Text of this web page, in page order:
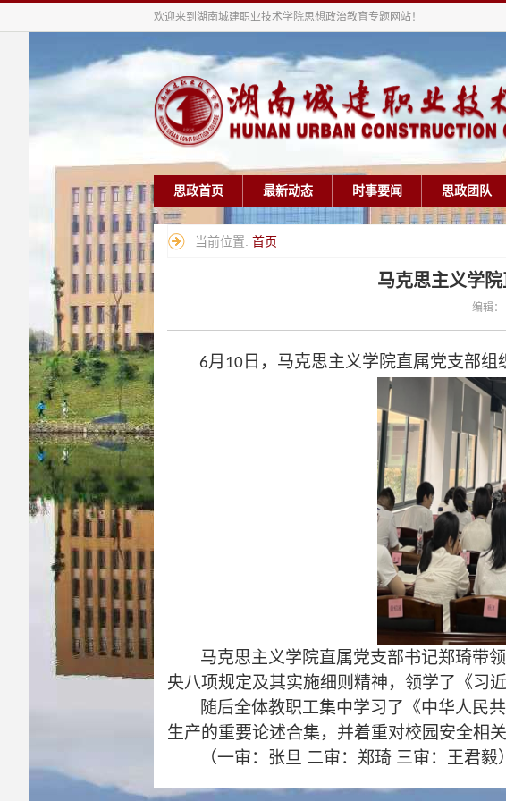
欢迎来到湖南城建职业技术学院思想政治教育专题网站！
思政首页 最新动态 时事要闻 思政团队
当前位置: 首页
马克思主义学
编辑
6月 10 日，马克思主义学院直属党支部组
马克思主义学院直属党支部书记郑琦带
央八项规定及其实施细则精神， 领学了 《习
随后全体教职工集中学习了《中华人民
生产的重要论述合集， 并着重对校园安全相关
（一审：张旦 二审：郑琦 三审：王君毅）